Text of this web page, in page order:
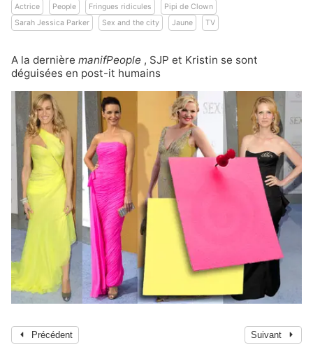
Actrice People Fringues ridicules
Pipi de Clown
Sarah Jessica Parker
Sex and the city Jaune TV
A la dernière manifPeople , SJP et Kristin se sont
déguisées en post-it humains
Précédent Suivant